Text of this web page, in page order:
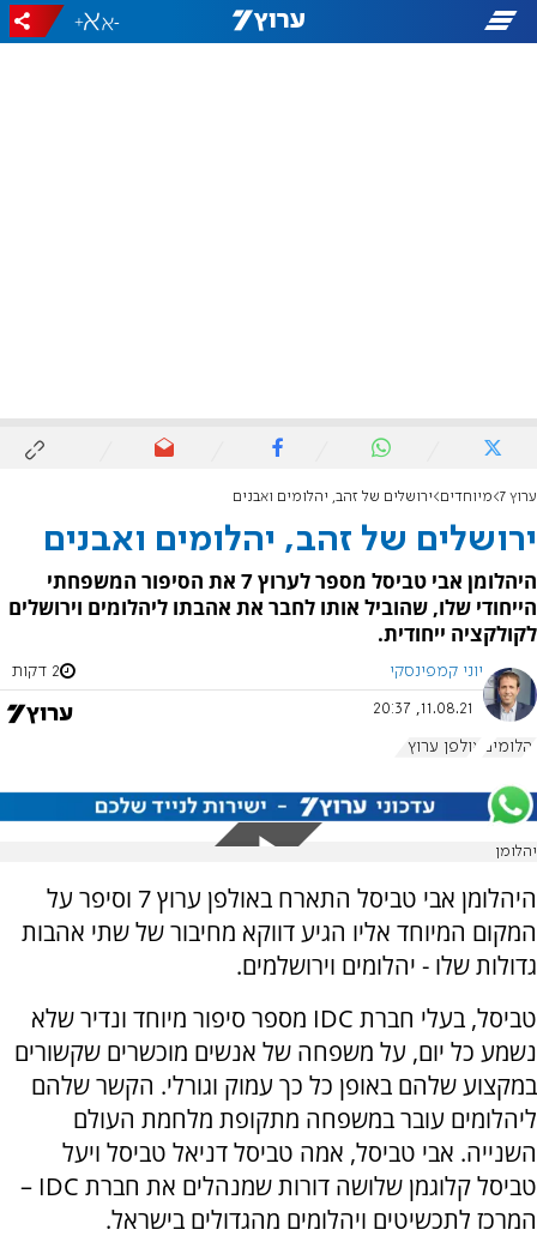
-
+
ערוץ 7 מיוחדים ירושלים של זהב, יהלומים ואבנים
ירושלים של זהב, יהלומים ואבנים
היהלומן אבי טביסל מספר לערוץ 7 את הסיפור המשפחתי
הייחודי שלו, שהוביל אותו לחבר את אהבתו ליהלומים וירושלים
לקולקציה ייחודית.
יוני קמפינסקי 2 דקות
11.08.21, 20:37
יהלומים אולפן ערוץ 7
יהלומן
היהלומן אבי טביסל התארח באולפן ערוץ 7 וסיפר על
המקום המיוחד אליו הגיע דווקא מחיבור של שתי אהבות
גדולות שלו - יהלומים וירושלמים.
טביסל, בעלי חברת IDC מספר סיפור מיוחד ונדיר שלא
נשמע כל יום, על משפחה של אנשים מוכשרים שקשורים
במקצוע שלהם באופן כל כך עמוק וגורלי. הקשר שלהם
ליהלומים עובר במשפחה מתקופת מלחמת העולם
השנייה. אבי טביסל, אמה טביסל דניאל טביסל ויעל
טביסל קלוגמן שלושה דורות שמנהלים את חברת IDC –
המרכז לתכשיטים ויהלומים מהגדולים בישראל.